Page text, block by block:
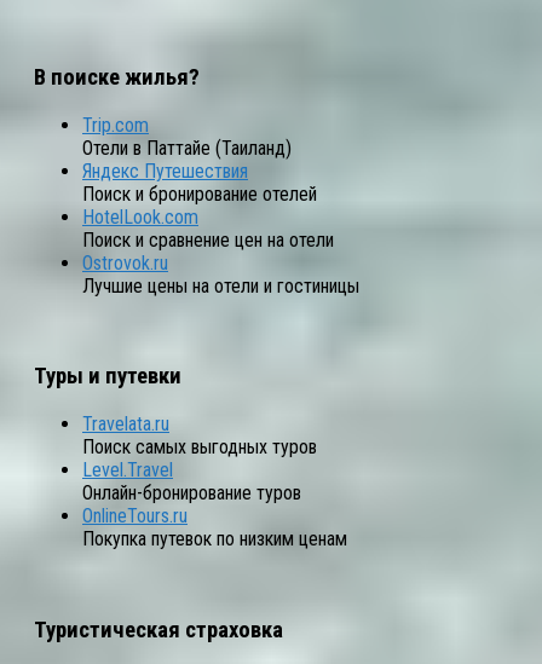
В поиске жилья?
Trip.com
Отели в Паттайе (Таиланд)
Яндекс Путешествия
Поиск и бронирование отелей
HotelLook.com
Поиск и сравнение цен на отели
Ostrovok.ru
Лучшие цены на отели и гостиницы
Туры и путевки
Travelata.ru
Поиск самых выгодных туров
Level.Travel
Онлайн-бронирование туров
OnlineTours.ru
Покупка путевок по низким ценам
Туристическая страховка